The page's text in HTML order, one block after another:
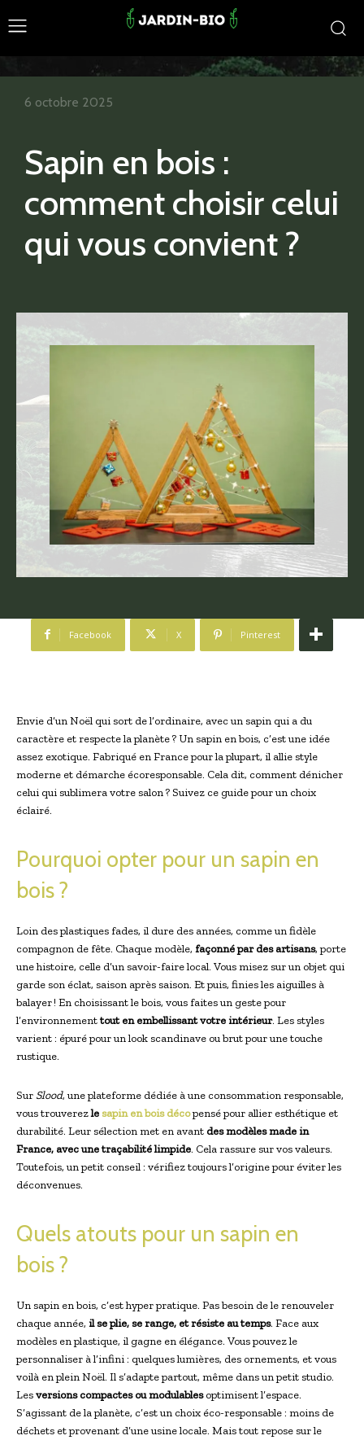
Sapin en bois :
comment choisir celui
qui vous convient ?
6 octobre 2025
Facebook X Pinterest
Envie d’un Noël qui sort de l’ordinaire, avec un sapin qui a du
caractère et respecte la planète ? Un sapin en bois, c’est une idée
assez exotique. Fabriqué en France pour la plupart, il allie style
moderne et démarche écoresponsable. Cela dit, comment dénicher
celui qui sublimera votre salon ? Suivez ce guide pour un choix
éclairé.
Pourquoi opter pour un sapin en
bois ?
Loin des plastiques fades, il dure des années, comme un fidèle
compagnon de fête. Chaque modèle, façonné par des artisans, porte
une histoire, celle d’un savoir-faire local. Vous misez sur un objet qui
garde son éclat, saison après saison. Et puis, finies les aiguilles à
balayer ! En choisissant le bois, vous faites un geste pour
l’environnementtout en embellissant votre intérieur. Les styles
varient : épuré pour un look scandinave ou brut pour une touche
rustique.
Sur Slood, une plateforme dédiée à une consommation responsable,
vous trouverezle sapin en bois décopensé pour allier esthétique et
durabilité. Leur sélection met en avant des modèles made in
France, avec une traçabilité limpide. Cela rassure sur vos valeurs.
Toutefois, un petit conseil : vérifiez toujours l’origine pour éviter les
déconvenues.
Quels atouts pour un sapin en
bois ?
Un sapin en bois, c’est hyper pratique. Pas besoin de le renouveler
chaque année, il se plie, se range, et résiste au temps. Face aux
modèles en plastique, il gagne en élégance. Vous pouvez le
personnaliser à l’infini : quelques lumières, des ornements, et vous
voilà en plein Noël. Il s’adapte partout, même dans un petit studio.
Lesversions compactes ou modulablesoptimisent l’espace.
S’agissant de la planète, c’est un choix éco-responsable : moins de
déchets et provenant d’une usine locale. Mais tout repose sur le